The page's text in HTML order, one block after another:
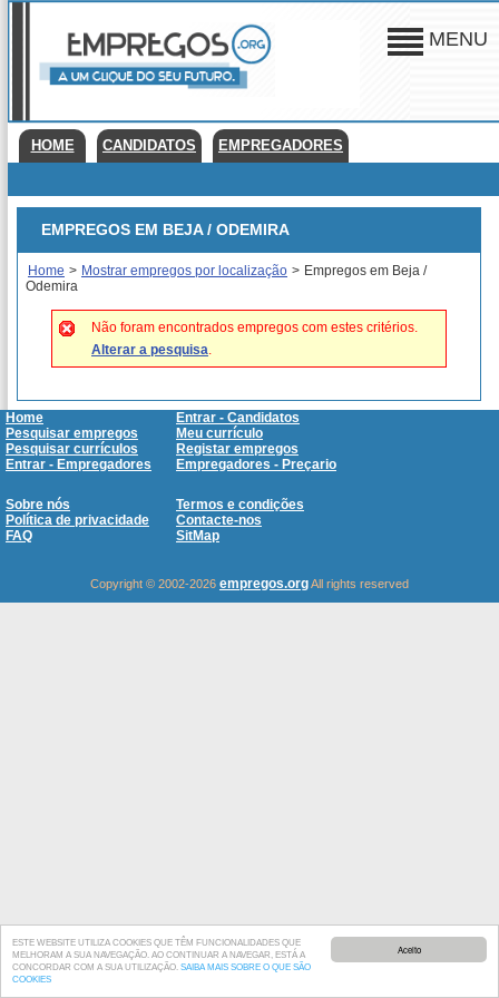
Aceito
ESTE WEBSITE UTILIZA COOKIES QUE TÊM FUNCIONALIDADES QUE
MELHORAM A SUA NAVEGAÇÃO. AO CONTINUAR A NAVEGAR, ESTÁ A
CONCORDAR COM A SUA UTILIZAÇÃO. SAIBA MAIS SOBRE O QUE SÃO
COOKIES
MENU
HOME CANDIDATOS EMPREGADORES
EMPREGOS EM BEJA / ODEMIRA
Home > Mostrar empregos por localização > Empregos em Beja /
Odemira
Não foram encontrados empregos com estes critérios.
Alterar a pesquisa.
Home
Entrar - Candidatos
Pesquisar empregos
Meu currículo
Pesquisar currículos
Registar empregos
Entrar - Empregadores
Empregadores - Preçario
Sobre nós
Termos e condições
Política de privacidade
Contacte-nos
FAQ
SitMap
Copyright © 2002-2026 empregos.orgAll rights reserved